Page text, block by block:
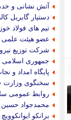
آتش نشانی و
دستیار گابریل
تیم های فولاد
عضو هیئت علمی
شرکت توزیع
جمهوری اسلامی
پایگاه امداد و
سخنگوی وزارت
روابط عمومی
محمدجواد حسین
برانکو ایوانکوویچ